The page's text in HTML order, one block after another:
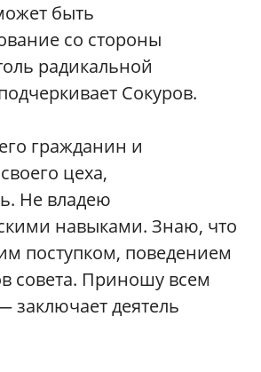
быть
со стороны
радикальной
Сокуров.
гражданин и
цеха,
Не владею
навыками. Знаю, что
поступком, поведением
совета. Приношу всем
заключает деятель